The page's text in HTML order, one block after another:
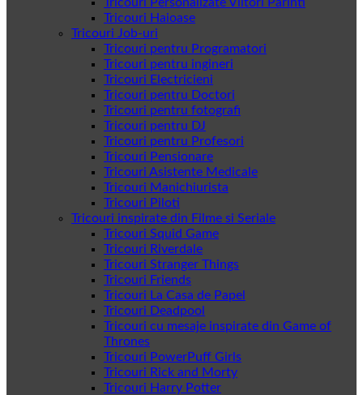
Tricouri Haioase
Tricouri Job-uri
Tricouri pentru Programatori
Tricouri pentru ingineri
Tricouri Electricieni
Tricouri pentru Doctori
Tricouri pentru fotografi
Tricouri pentru DJ
Tricouri pentru Profesori
Tricouri Pensionare
Tricouri Asistente Medicale
Tricouri Manichiurista
Tricouri Piloti
Tricouri inspirate din Filme si Seriale
Tricouri Squid Game
Tricouri Riverdale
Tricouri Stranger Things
Tricouri Friends
Tricouri La Casa de Papel
Tricouri Deadpool
Tricouri cu mesaje inspirate din Game of
Thrones
Tricouri PowerPuff Girls
Tricouri Rick and Morty
Tricouri Harry Potter